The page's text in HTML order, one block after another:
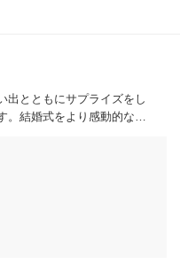
出とともにサプライズをし
結婚式をより感動的なも
ができる演出です。